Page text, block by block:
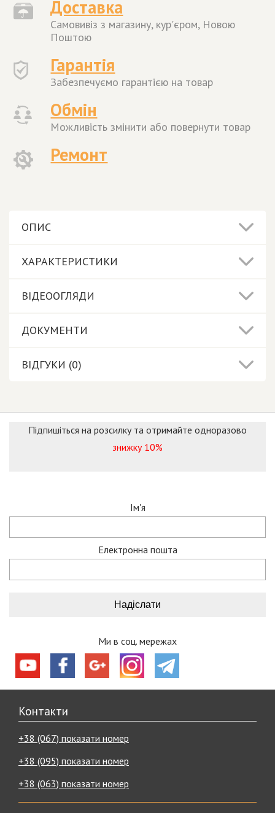
Доставка
Самовивіз з магазину, кур'єром, Новою
Поштою
Гарантія
Забезпечуємо гарантією на товар
Обмін
Можливість змінити або повернути товар
Ремонт
ОПИС
ХАРАКТЕРИСТИКИ
ВІДЕООГЛЯДИ
ДОКУМЕНТИ
ВІДГУКИ (0)
Підпишіться на розсилку та отримайте одноразово
знижку 10%
Ім'я
Електронна пошта
Ми в соц. мережах
Контакти
+38 (067) показати номер
+38 (095) показати номер
+38 (063) показати номер